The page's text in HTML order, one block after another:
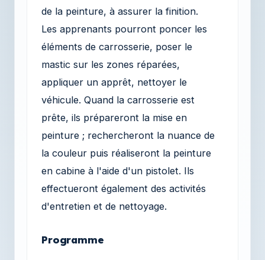
de la peinture, à assurer la finition.
Les apprenants pourront poncer les
éléments de carrosserie, poser le
mastic sur les zones réparées,
appliquer un apprêt, nettoyer le
véhicule. Quand la carrosserie est
prête, ils prépareront la mise en
peinture ; rechercheront la nuance de
la couleur puis réaliseront la peinture
en cabine à l'aide d'un pistolet. Ils
effectueront également des activités
d'entretien et de nettoyage.
Programme